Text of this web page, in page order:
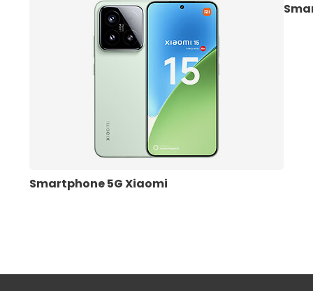
Smartphone 5G Xiaomi